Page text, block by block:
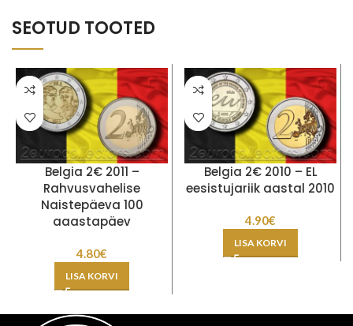
SEOTUD TOOTED
Belgia 2€ 2011 –
Rahvusvahelise
Naistepäeva 100
aaastapäev
4.80€
LISA KORVI
Belgia 2€ 2010 – EL
eesistujariik aastal 2010
4.90€
LISA KORVI